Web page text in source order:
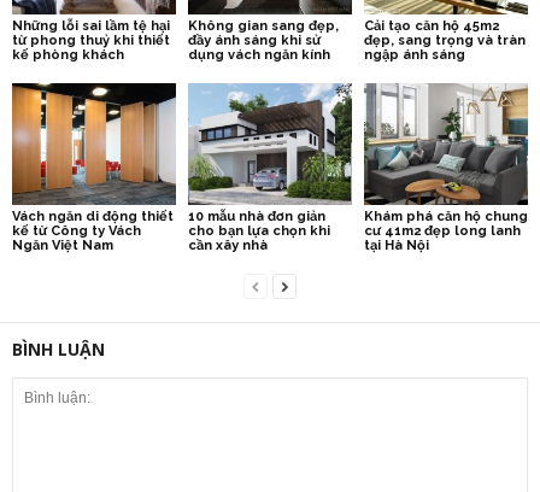
Những lỗi sai lầm tệ hại
từ phong thuỷ khi thiết
kế phòng khách
Không gian sang đẹp,
đầy ánh sáng khi sử
dụng vách ngăn kính
Cải tạo căn hộ 45m2
đẹp, sang trọng và tràn
ngập ánh sáng
Vách ngăn di động thiết
kế từ Công ty Vách
Ngăn Việt Nam
10 mẫu nhà đơn giản
cho bạn lựa chọn khi
cần xây nhà
Khám phá căn hộ chung
cư 41m2 đẹp long lanh
tại Hà Nội
BÌNH LUẬN